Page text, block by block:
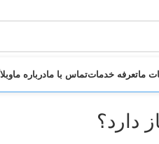
ماتعرفه خدماتتماس با مادرباره ما
دارد؟